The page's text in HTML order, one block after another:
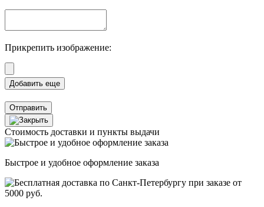
Прикрепить изображение:
Отправить
Стоимость доставки и пункты выдачи
Быстрое и удобное оформление заказа